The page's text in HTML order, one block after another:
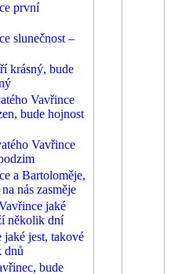
první
slunečnost –
krásný, bude
Vavřince
bude hojnost
Vavřince
a Bartoloměje,
nás zasměje
jaké
několik dní
jaké jest, takové
dnů
bude